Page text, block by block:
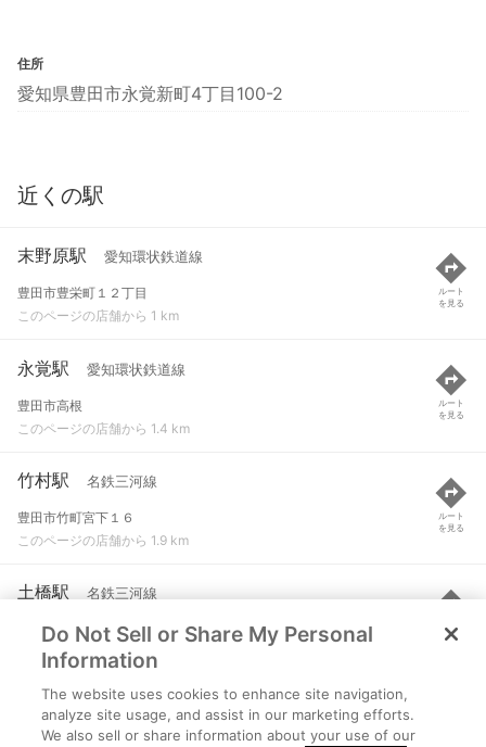
住所
愛知県豊田市永覚新町4丁目100-2
近くの駅
末野原駅 愛知環状鉄道線
豊田市豊栄町１２丁目
このページの店舗から 1 km
ルート
を見る
永覚駅 愛知環状鉄道線
豊田市高根
このページの店舗から 1.4 km
ルート
を見る
竹村駅 名鉄三河線
豊田市竹町宮下１６
このページの店舗から 1.9 km
ルート
を見る
土橋駅 名鉄三河線
豊田市土橋町８-１４５
このページの店舗から 2.1 km
ルート
を見る
三河豊田駅 愛知環状鉄道線
豊田市トヨタ町
Do Not Sell or Share My Personal
Information
The website uses cookies to enhance site navigation,
analyze site usage, and assist in our marketing efforts.
We also sell or share information about your use of our